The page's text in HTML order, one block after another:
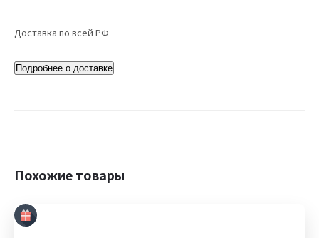
Доставка по всей РФ
Подробнее о доставке
Похожие товары